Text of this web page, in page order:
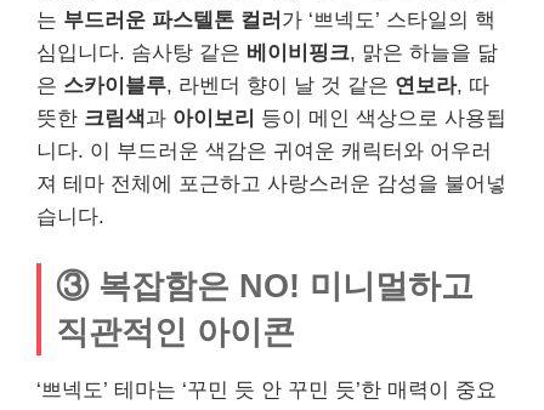
는 부드러운 파스텔톤 컬러 가 ‘쁘넥도’ 스타일의 핵
심입니다. 솜사탕 같은 베이비핑크, 맑은 하늘을 닮
은 스카이블루, 라벤더 향이 날 것 같은 연보라, 따
뜻한 크림색과 아이보리 등이 메인 색상으로 사용됩
니다. 이 부드러운 색감은 귀여운 캐릭터와 어우러
져 테마 전체에 포근하고 사랑스러운 감성을 불어넣
습니다.
③ 복잡함은 NO! 미니멀하고
직관적인 아이콘
‘쁘넥도’ 테마는 ‘꾸민 듯 안 꾸민 듯’한 매력이 중요